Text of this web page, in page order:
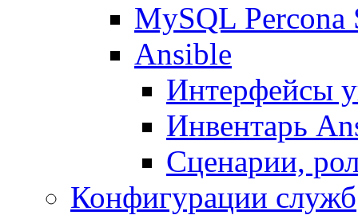
MySQL Percona
Ansible
Интерфейсы
Инвентарь
Сценарии,
Конфигурации служб